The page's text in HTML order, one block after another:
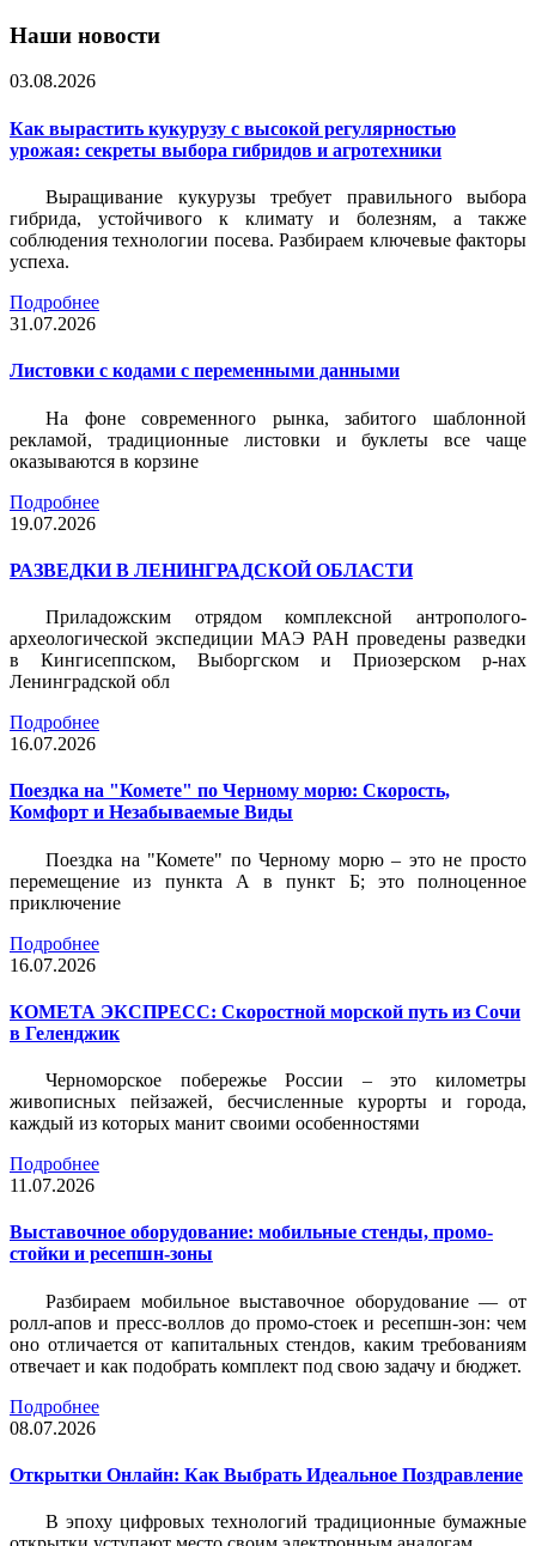
Наши новости
03.08.2026
Как вырастить кукурузу с высокой регулярностью
урожая: секреты выбора гибридов и агротехники
Выращивание кукурузы требует правильного выбора
гибрида, устойчивого к климату и болезням, а также
соблюдения технологии посева. Разбираем ключевые факторы
успеха.
Подробнее
31.07.2026
Листовки c кодами с переменными данными
На фоне современного рынка, забитого шаблонной
рекламой, традиционные листовки и буклеты все чаще
оказываются в корзине
Подробнее
19.07.2026
РАЗВЕДКИ В ЛЕНИНГРАДСКОЙ ОБЛАСТИ
Приладожским отрядом комплексной антрополого-
археологической экспедиции МАЭ РАН проведены разведки
в Кингисеппском, Выборгском и Приозерском р-нах
Ленинградской обл
Подробнее
16.07.2026
Поездка на "Комете" по Черному морю: Скорость,
Комфорт и Незабываемые Виды
Поездка на "Комете" по Черному морю – это не просто
перемещение из пункта А в пункт Б; это полноценное
приключение
Подробнее
16.07.2026
КОМЕТА ЭКСПРЕСС: Скоростной морской путь из Сочи
в Геленджик
Черноморское побережье России – это километры
живописных пейзажей, бесчисленные курорты и города,
каждый из которых манит своими особенностями
Подробнее
11.07.2026
Выставочное оборудование: мобильные стенды, промо-
стойки и ресепшн-зоны
Разбираем мобильное выставочное оборудование — от
ролл-апов и пресс-воллов до промо-стоек и ресепшн-зон: чем
оно отличается от капитальных стендов, каким требованиям
отвечает и как подобрать комплект под свою задачу и бюджет.
Подробнее
08.07.2026
Открытки Онлайн: Как Выбрать Идеальное Поздравление
В эпоху цифровых технологий традиционные бумажные